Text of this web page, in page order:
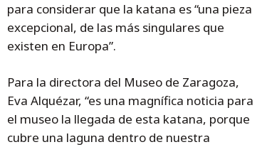
para considerar que la katana es “una pieza
excepcional, de las más singulares que
existen en Europa”.
Para la directora del Museo de Zaragoza,
Eva Alquézar, “es una magnífica noticia para
el museo la llegada de esta katana, porque
cubre una laguna dentro de nuestra